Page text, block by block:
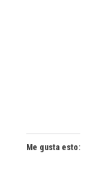
Me gusta esto: